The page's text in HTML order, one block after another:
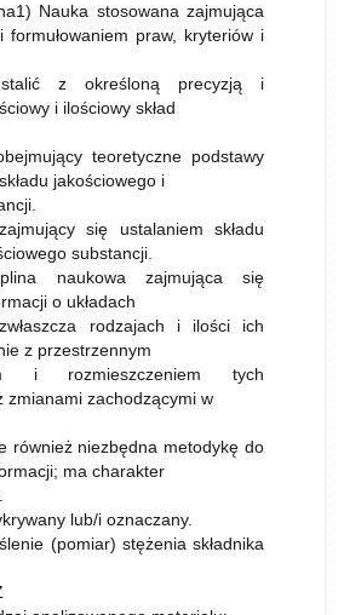
Nauka stosowana zajmująca
formułowaniem praw, kryteriów i
z określoną precyzją i
i ilościowy skład
teoretyczne podstawy
jakościowego i
się ustalaniem składu
substancji.
naukowa zajmująca się
o układach
rodzajach i ilości ich
z przestrzennym
i rozmieszczeniem tych
zmianami zachodzącymi w
również niezbędna metodykę do
ma charakter
lub/i oznaczany.
(pomiar) stężenia składnika